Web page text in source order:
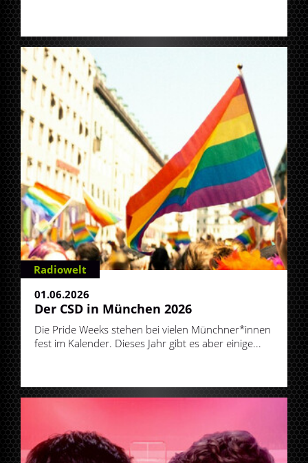
Radiowelt
01.06.2026
Der CSD in München 2026
Die Pride Weeks stehen bei vielen Münchner*innen
fest im Kalender. Dieses Jahr gibt es aber einige...